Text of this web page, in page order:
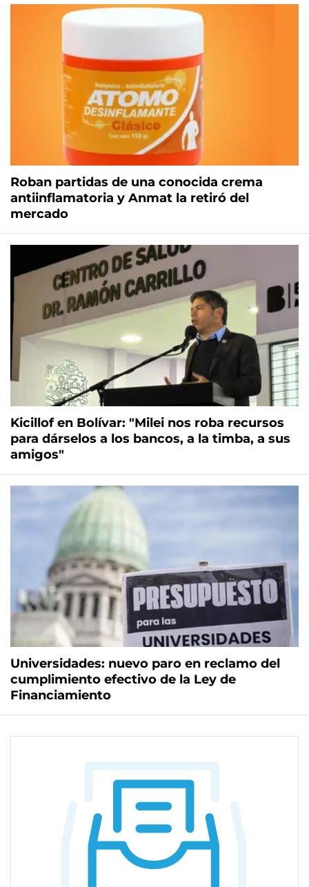
Roban partidas de una conocida crema
antiinflamatoria y Anmat la retiró del
mercado
Kicillof en Bolívar: "Milei nos roba recursos
para dárselos a los bancos, a la timba, a sus
amigos"
Universidades: nuevo paro en reclamo del
cumplimiento efectivo de la Ley de
Financiamiento